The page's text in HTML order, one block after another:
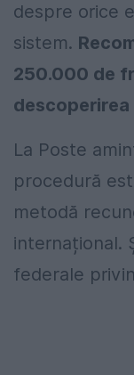
despre orice
sistem.
250.000 de
La Poste
procedură
metodă
internațional.
federale